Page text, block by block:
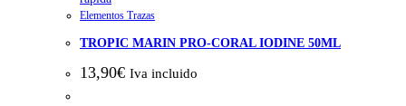
Elementos Trazas
TROPIC MARIN PRO-CORAL IODINE 50ML
13,90€ Iva incluido